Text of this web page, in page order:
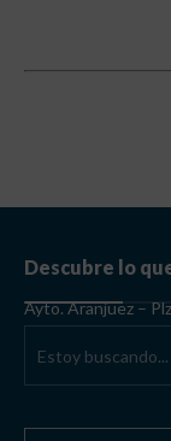
Descubre lo
Ayto. Aranjuez –